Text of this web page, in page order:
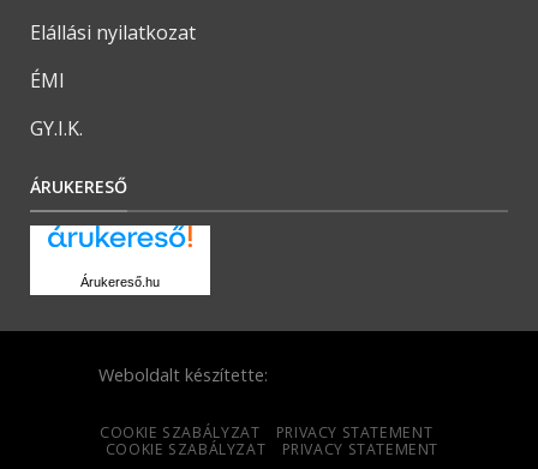
Elállási nyilatkozat
ÉMI
GY.I.K.
ÁRUKERESŐ
Árukereső.hu
Weboldalt készítette:
COOKIE SZABÁLYZAT
PRIVACY STATEMENT
COOKIE SZABÁLYZAT
PRIVACY STATEMENT